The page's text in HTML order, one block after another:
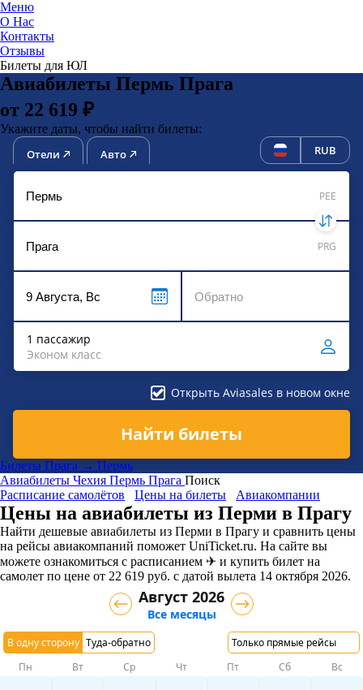
Меню
О Нас
Контакты
Отзывы
Билеты для ЮЛ
Авиабилеты Пермь Прага
от 22 619 ₽
Укажите даты, чтобы найти билеты:
Отели Авто RUB
PEE
PRG
1 пассажир
Эконом класс
Открыть Aviasales в новом окне
Найти билеты
Билеты Прага → Пермь
Авиабилеты Чехия Пермь Прага Поиск
Расписание самолётов
Цены на билеты Авиакомпании
Цены на авиабилеты из Перми в Прагу
Найти дешевые авиабилеты из Перми в Прагу и сравнить цены
на рейсы авиакомпаний поможет UniTicket.ru. На сайте вы
можете ознакомиться с расписанием ✈ и купить билет на
самолет по цене от 22 619 руб. с датой вылета 14 октября 2026.
В одну сторону Туда-обратно Только прямые рейсы
Август 2026
Все месяцы
Пн Вт Ср Чт Пт Сб Вс